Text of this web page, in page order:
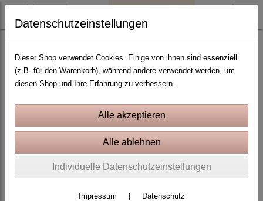
ITH Stickprojekte In the Hoop ITH Taschen, Quilttaschen
Datenschutzeinstellungen
Dieser Shop verwendet Cookies. Einige von ihnen sind essenziell
(z.B. für den Warenkorb), während andere verwendet werden, um
diesen Shop und Ihre Erfahrung zu verbessern.
Individuelle Datenschutzeinstellungen
Impressum Datenschutz